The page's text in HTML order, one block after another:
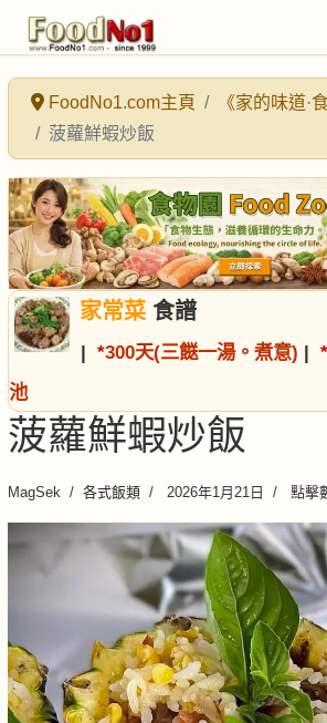
FoodNo1.com主頁 《家的味道·
菠蘿鮮蝦炒飯
家常菜食譜
| *300天(三餸一湯。煮意) | *
池
菠蘿鮮蝦炒飯
MagSek 各式飯類 2026年1月21日 點擊